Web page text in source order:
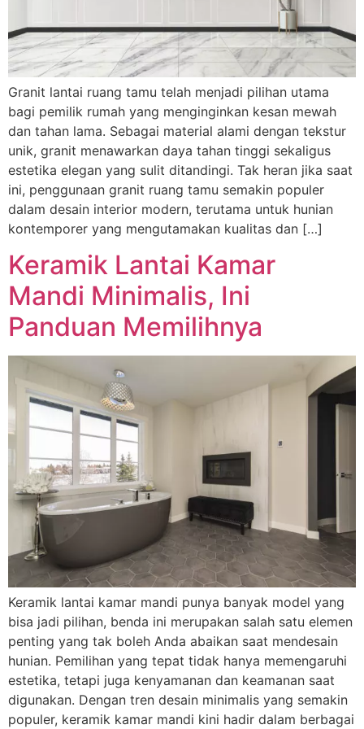
Granit lantai ruang tamu telah menjadi pilihan utama
bagi pemilik rumah yang menginginkan kesan mewah
dan tahan lama. Sebagai material alami dengan tekstur
unik, granit menawarkan daya tahan tinggi sekaligus
estetika elegan yang sulit ditandingi. Tak heran jika saat
ini, penggunaan granit ruang tamu semakin populer
dalam desain interior modern, terutama untuk hunian
kontemporer yang mengutamakan kualitas dan […]
Keramik Lantai Kamar
Mandi Minimalis, Ini
Panduan Memilihnya
Keramik lantai kamar mandi punya banyak model yang
bisa jadi pilihan, benda ini merupakan salah satu elemen
penting yang tak boleh Anda abaikan saat mendesain
hunian. Pemilihan yang tepat tidak hanya memengaruhi
estetika, tetapi juga kenyamanan dan keamanan saat
digunakan. Dengan tren desain minimalis yang semakin
populer, keramik kamar mandi kini hadir dalam berbagai